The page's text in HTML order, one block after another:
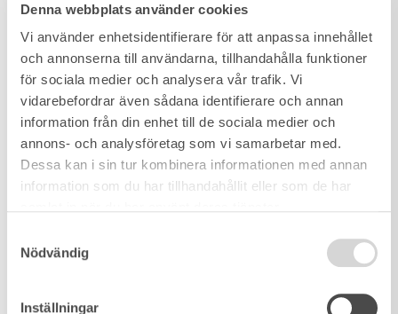
Denna webbplats använder cookies
Vi använder enhetsidentifierare för att anpassa innehållet
och annonserna till användarna, tillhandahålla funktioner
för sociala medier och analysera vår trafik. Vi
vidarebefordrar även sådana identifierare och annan
information från din enhet till de sociala medier och
annons- och analysföretag som vi samarbetar med.
Dessa kan i sin tur kombinera informationen med annan
information som du har tillhandahållit eller som de har
Nödvändig
Inställningar
FROM 1850
WITH
AMAZING
VIEWS – 35
FROM CANNES
February 17, 2026